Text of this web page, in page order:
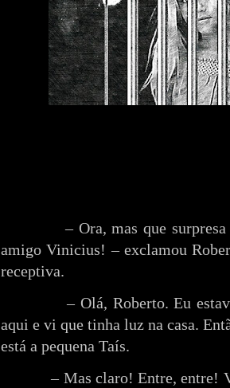
– Ora, mas que
amigo Vinicius! – exclamou
receptiva.
– Olá, Roberto. Eu
aqui e vi que tinha luz na casa.
está a pequena Taís.
– Mas claro! Entre, entre!